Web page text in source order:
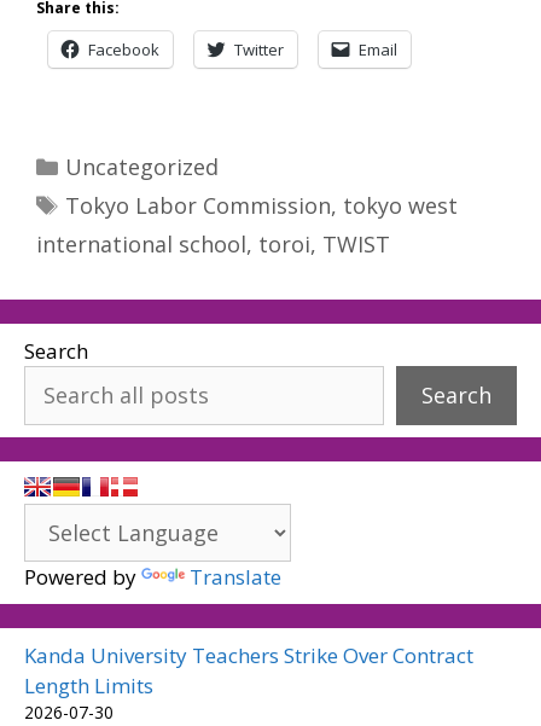
Share this:
Facebook Twitter Email
Categories
Uncategorized
Tags
Tokyo Labor Commission, tokyo west
international school, toroi, TWIST
Search
Search
Powered by Translate
Kanda University Teachers Strike Over Contract
Length Limits
2026-07-30